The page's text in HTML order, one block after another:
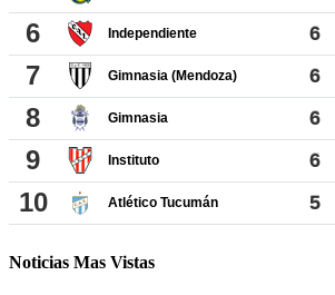
Noticias Mas Vistas